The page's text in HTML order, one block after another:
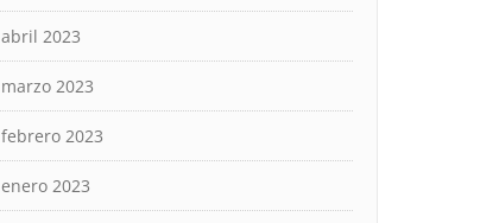
abril 2023
marzo 2023
febrero 2023
enero 2023